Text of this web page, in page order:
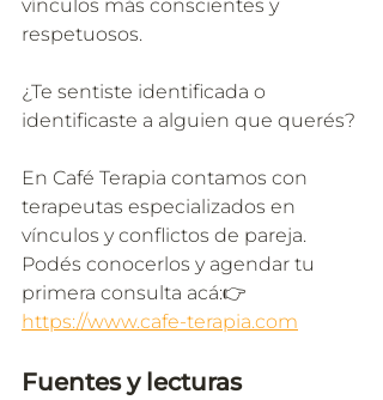
vínculos más conscientes y
respetuosos.
¿Te sentiste identificada o
identificaste a alguien que querés?
En Café Terapia contamos con
terapeutas especializados en
vínculos y conflictos de pareja.
Podés conocerlos y agendar tu
primera consulta acá:👉
https://www.cafe-terapia.com
Fuentes y lecturas